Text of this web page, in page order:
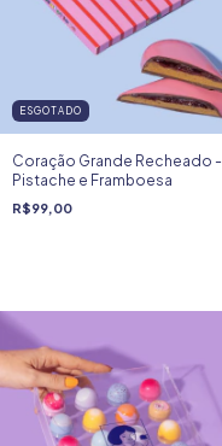
ESGOTADO
Coração Grande Recheado -
Pistache e Framboesa
R$99,00